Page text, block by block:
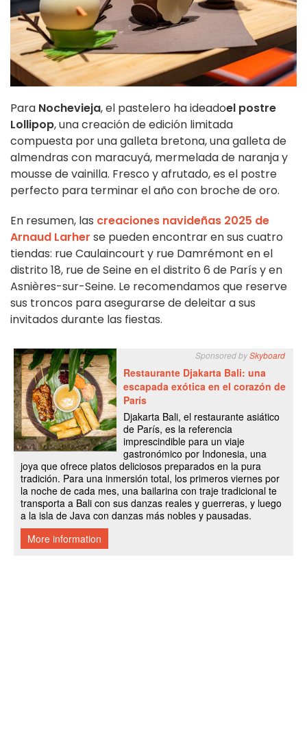
Para Nochevieja, el pastelero ha ideadoel postre
Lollipop, una creación de edición limitada
compuesta por una galleta bretona, una galleta de
almendras con maracuyá, mermelada de naranja y
mousse de vainilla. Fresco y afrutado, es el postre
perfecto para terminar el año con broche de oro.
En resumen, las creaciones navideñas 2025 de
Arnaud Larher se pueden encontrar en sus cuatro
tiendas: rue Caulaincourt y rue Damrémont en el
distrito 18, rue de Seine en el distrito 6 de París y en
Asnières-sur-Seine. Le recomendamos que reserve
sus troncos para asegurarse de deleitar a sus
invitados durante las fiestas.